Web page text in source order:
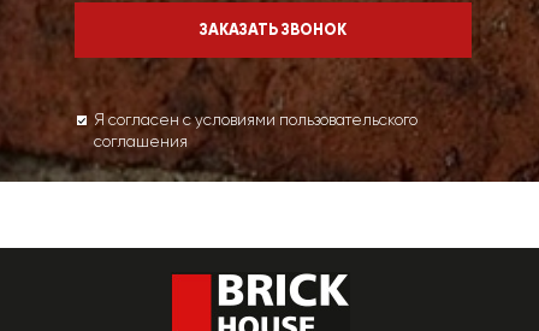
Я согласен с условиями пользовательского
соглашения